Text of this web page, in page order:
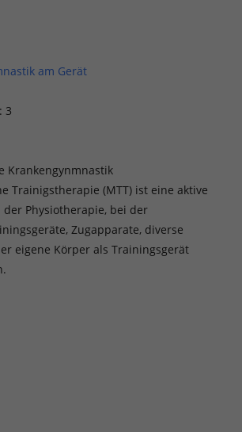
am Gerät
3
Krankengynmnastik
Trainigstherapie (MTT) ist eine aktive
Physiotherapie, bei der
Zugapparate, diverse
eigene Körper als Trainingsgerät